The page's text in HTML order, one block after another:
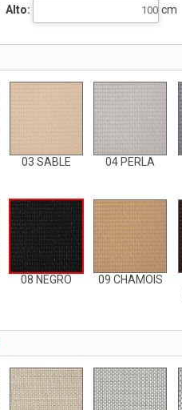
Alto: cm
03 SABLE 04 PERLA
08 NEGRO 09 CHAMOIS